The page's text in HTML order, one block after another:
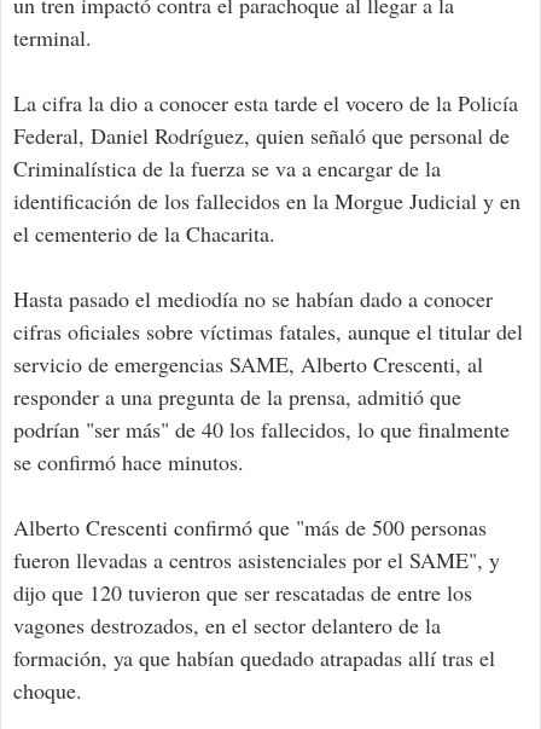
terminal.
La cifra la dio a conocer esta tarde el vocero de la Policía
Federal, Daniel Rodríguez, quien señaló que personal de
Criminalística de la fuerza se va a encargar de la
identificación de los fallecidos en la Morgue Judicial y en
el cementerio de la Chacarita.
Hasta pasado el mediodía no se habían dado a conocer
cifras oficiales sobre víctimas fatales, aunque el titular del
servicio de emergencias SAME, Alberto Crescenti, al
responder a una pregunta de la prensa, admitió que
podrían "ser más" de 40 los fallecidos, lo que finalmente
se confirmó hace minutos.
Alberto Crescenti confirmó que "más de 500 personas
fueron llevadas a centros asistenciales por el SAME", y
dijo que 120 tuvieron que ser rescatadas de entre los
vagones destrozados, en el sector delantero de la
formación, ya que habían quedado atrapadas allí tras el
choque.